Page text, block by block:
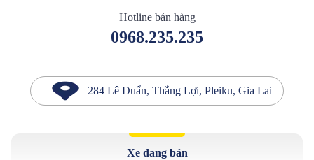
Hotline bán hàng
0968.235.235
284 Lê Duẩn, Thắng Lợi, Pleiku, Gia Lai
Xe đang bán